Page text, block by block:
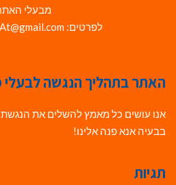
מבעלי
לפרטים: Avihai.ZoomAt@gmail.com
האתר בתהליך הנגשה לבעלי
אנו עושים כל מאמץ להשלים את
בבעיה אנא פנה אלינו!
תגיות